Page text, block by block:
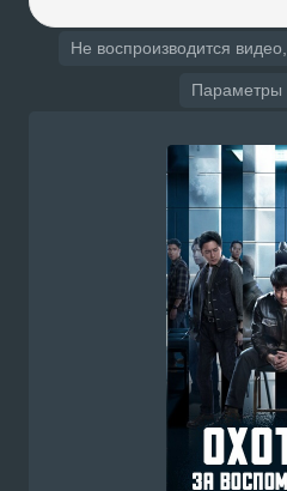
Не воспроизводится
Параметры